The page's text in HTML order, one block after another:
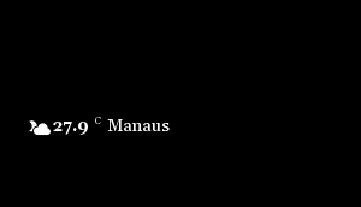
27.9 C Manaus